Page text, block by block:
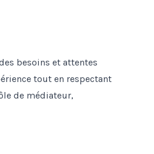
besoins et attentes
tout en respectant
de médiateur,